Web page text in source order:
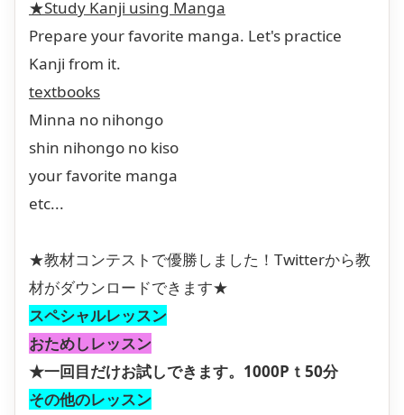
★Study Kanji using Manga
Prepare your favorite manga. Let's practice
Kanji from it.
textbooks
Minna no nihongo
shin nihongo no kiso
your favorite manga
etc...
★教材コンテストで優勝しました！Twitterから教
材がダウンロードできます★
スペシャルレッスン
おためしレッスン
★一回目だけお試しできます。1000Pｔ50分
その他のレッスン